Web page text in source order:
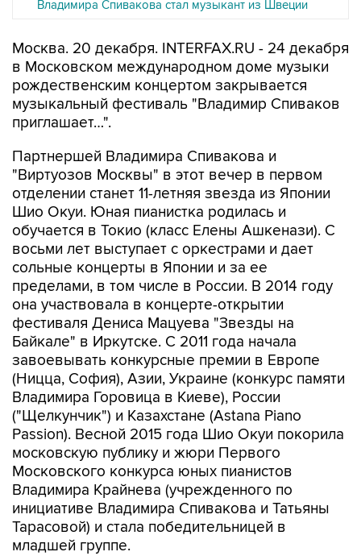
Владимира Спивакова стал музыкант из Швеции
Москва. 20 декабря. INTERFAX.RU - 24 декабря
в Московском международном доме музыки
рождественским концертом закрывается
музыкальный фестиваль "Владимир Спиваков
приглашает…".
Партнершей Владимира Спивакова и
"Виртуозов Москвы" в этот вечер в первом
отделении станет 11-летняя звезда из Японии
Шио Окуи. Юная пианистка родилась и
обучается в Токио (класс Елены Ашкенази). С
восьми лет выступает с оркестрами и дает
сольные концерты в Японии и за ее
пределами, в том числе в России. В 2014 году
она участвовала в концерте-открытии
фестиваля Дениса Мацуева "Звезды на
Байкале" в Иркутске. С 2011 года начала
завоевывать конкурсные премии в Европе
(Ницца, София), Азии, Украине (конкурс памяти
Владимира Горовица в Киеве), России
("Щелкунчик") и Казахстане (Astana Piano
Passion). Весной 2015 года Шио Окуи покорила
московскую публику и жюри Первого
Московского конкурса юных пианистов
Владимира Крайнева (учрежденного по
инициативе Владимира Спивакова и Татьяны
Тарасовой) и стала победительницей в
младшей группе.